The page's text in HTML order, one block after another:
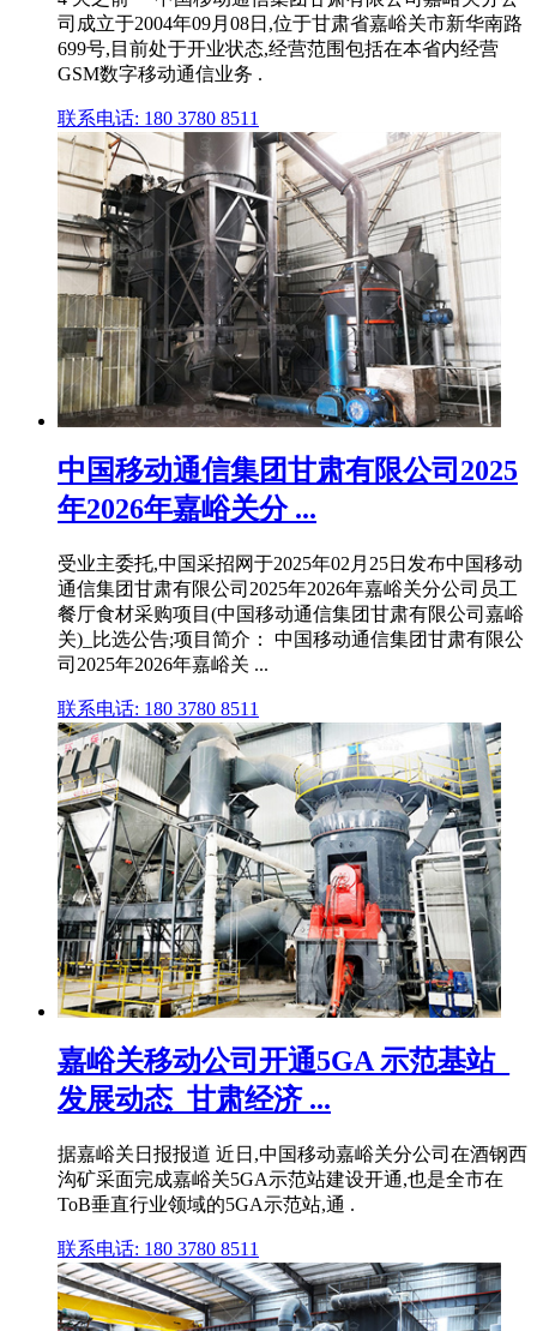
司成立于2004年09月08日,位于甘肃省嘉峪关市新华南路
699号,目前处于开业状态,经营范围包括在本省内经营
GSM数字移动通信业务 .
联系电话: 180 3780 8511
中国移动通信集团甘肃有限公司2025
年2026年嘉峪关分 ...
受业主委托,中国采招网于2025年02月25日发布中国移动
通信集团甘肃有限公司2025年2026年嘉峪关分公司员工
餐厅食材采购项目(中国移动通信集团甘肃有限公司嘉峪
关)_比选公告;项目简介： 中国移动通信集团甘肃有限公
司2025年2026年嘉峪关 ...
联系电话: 180 3780 8511
嘉峪关移动公司开通5GA 示范基站_
发展动态_甘肃经济 ...
据嘉峪关日报报道 近日,中国移动嘉峪关分公司在酒钢西
沟矿采面完成嘉峪关5GA示范站建设开通,也是全市在
ToB垂直行业领域的5GA示范站,通 .
联系电话: 180 3780 8511